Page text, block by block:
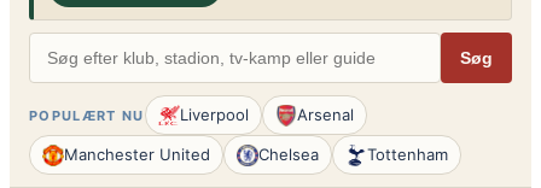
Søg
POPULÆRT NU Liverpool Arsenal
Manchester United Chelsea Tottenham